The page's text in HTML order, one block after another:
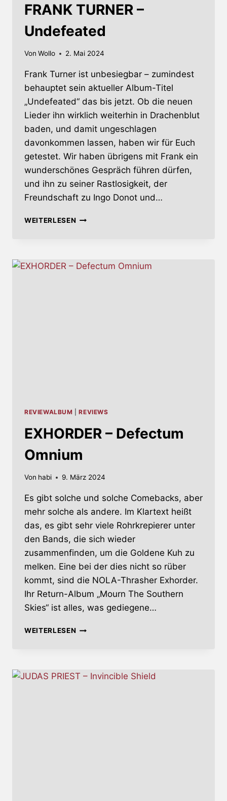
FRANK TURNER –
Undefeated
Von Wollo 2. Mai 2024
Frank Turner ist unbesiegbar – zumindest
behauptet sein aktueller Album-Titel
„Undefeated“ das bis jetzt. Ob die neuen
Lieder ihn wirklich weiterhin in Drachenblut
baden, und damit ungeschlagen
davonkommen lassen, haben wir für Euch
getestet. Wir haben übrigens mit Frank ein
wunderschönes Gespräch führen dürfen,
und ihn zu seiner Rastlosigkeit, der
Freundschaft zu Ingo Donot und…
WEITERLESENFRANK
REVIEWALBUM |REVIEWS
EXHORDER – Defectum
Omnium
Von habi 9. März 2024
Es gibt solche und solche Comebacks, aber
mehr solche als andere. Im Klartext heißt
das, es gibt sehr viele Rohrkrepierer unter
den Bands, die sich wieder
zusammenfinden, um die Goldene Kuh zu
melken. Eine bei der dies nicht so rüber
kommt, sind die NOLA-Thrasher Exhorder.
Ihr Return-Album „Mourn The Southern
Skies“ ist alles, was gediegene…
WEITERLESENEXHORDER